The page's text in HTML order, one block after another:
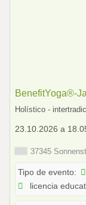
BenefitYoga®-
Holístico -
23.10.2026 a
37345
Tipo de evento:
licencia